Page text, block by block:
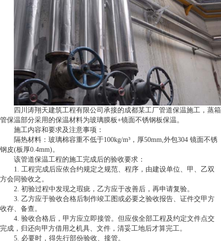
四川涛翔天建筑工程有限公司承接的成都某工厂管道保温施工，蒸箱
管保温部分采用的保温材料为玻璃膜板+镜面不锈钢板保温。
施工内容和要求及注意事项：
隔热材料：玻璃棉容重不低于100kg/m³，厚50mm,外包304 镜面不锈
钢皮(板厚0.4mm)。
该管道保温工程的施工完成后的验收要求：
1. 工程完成后应依合约规定之规范、程序，由建设单位、甲、乙双
方会同验收之。
2. 初验过程中发现之瑕疵，乙方应于改善后，再申请复验。
3. 乙方应于验收合格后制作竣工图或必要之验收报告、证件交甲方
收存、备查。
4. 验收合格后，甲方应立即接管。但应俟全部工程及约定文件点交
完成，归还向甲方借用之机具、文件，清妥工地后才算完工。
5. 必要时，得先行部份验收、接管。